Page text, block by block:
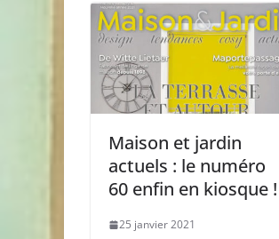
Maison et jardin
actuels : le numéro
60 enfin en kiosque !
25 janvier 2021